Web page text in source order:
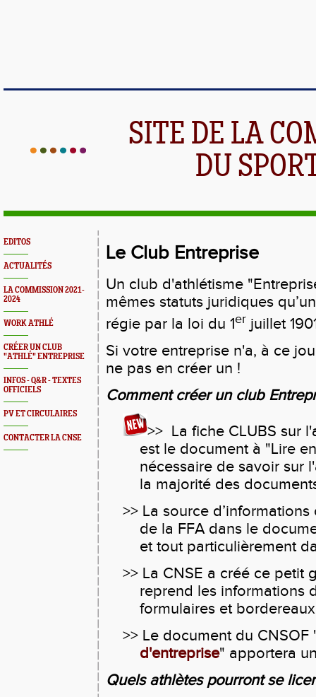
SITE DE LA
DU
EDITOS
ACTUALITÉS
LA COMMISSION 2021-
2024
WORK ATHLÉ
CRÉER UN CLUB
"ATHLÉ" ENTREPRISE
INFOS - Q&R - TEXTES
OFFICIELS
PV ET CIRCULAIRES
CONTACTER LA CNSE
Le Club Entreprise
Un club d'athlétisme
mêmes statuts juridiques
régie par la loi du 1er juillet
Si votre entreprise n'a, à ce
ne pas en créer un !
Comment créer un club
>> La fiche CLUBS sur
est le document à "Lire
nécessaire de savoir sur
la majorité des
>> La source
de la FFA dans le
et tout particulièrement
>> La CNSE a créé ce petit
reprend les informations
formulaires et
>> Le document du CNSOF
d'entreprise" apportera
Quels athlètes pourront se